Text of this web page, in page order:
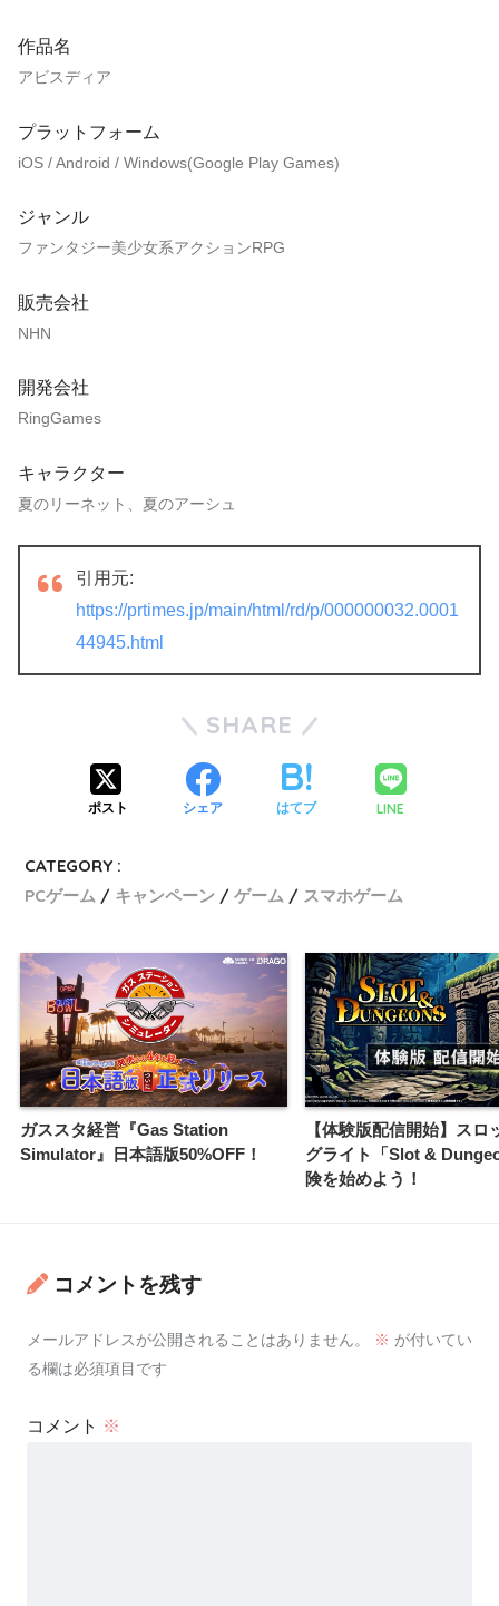
作品名
アビスディア
プラットフォーム
iOS / Android / Windows(Google Play Games)
ジャンル
ファンタジー美少女系アクションRPG
販売会社
NHN
開発会社
RingGames
キャラクター
夏のリーネット、夏のアーシュ
引用元:
https://prtimes.jp/main/html/rd/p/000000032.0001
44945.html
SHARE
ポスト シェア はてブ LINE
CATEGORY :
PCゲーム
キャンペーン ゲーム スマホゲーム
ガススタ経営『Gas Station
Simulator』日本語版50%OFF！
【体験版配信開始】スロ
グライト「Slot &
険を始めよう！
コメントを残す
メールアドレスが公開されることはありません。 ※ が付いてい
る欄は必須項目です
コメント ※